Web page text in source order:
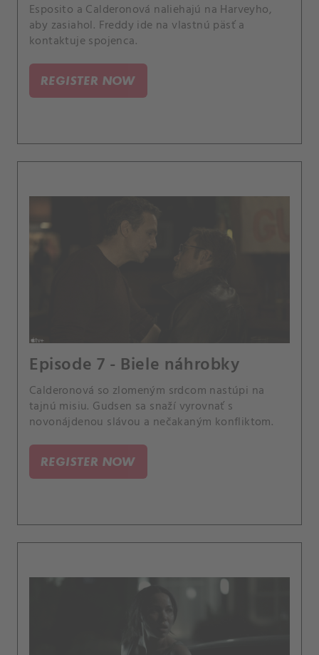
Esposito a Calderonová naliehajú na Harveyho,
aby zasiahol. Freddy ide na vlastnú päsť a
kontaktuje spojenca.
REGISTER NOW
Episode 7 - Biele náhrobky
Calderonová so zlomeným srdcom nastúpi na
tajnú misiu. Gudsen sa snaží vyrovnať s
novonájdenou slávou a nečakaným konfliktom.
REGISTER NOW